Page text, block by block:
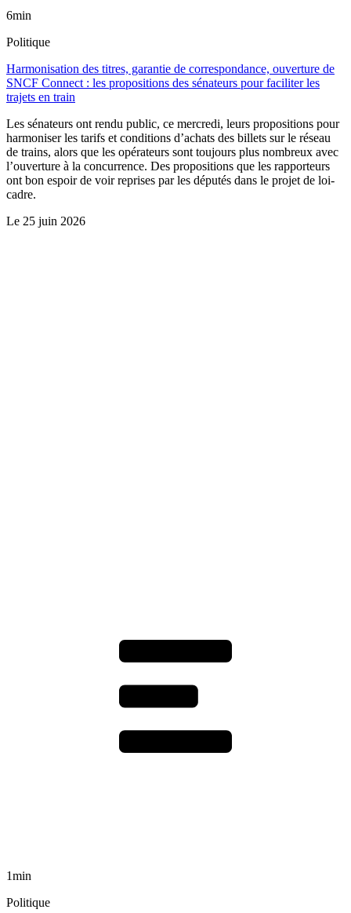
6min
Politique
Harmonisation des titres, garantie de correspondance, ouverture de
SNCF Connect : les propositions des sénateurs pour faciliter les
trajets en train
Les sénateurs ont rendu public, ce mercredi, leurs propositions pour
harmoniser les tarifs et conditions d’achats des billets sur le réseau
de trains, alors que les opérateurs sont toujours plus nombreux avec
l’ouverture à la concurrence. Des propositions que les rapporteurs
ont bon espoir de voir reprises par les députés dans le projet de loi-
cadre.
Le 25 juin 2026
1min
Politique